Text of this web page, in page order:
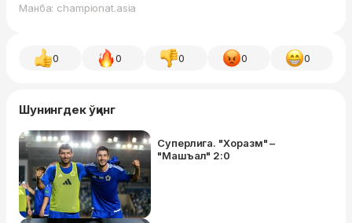
Манба: championat.asia
0 0 0 0 0
Шунингдек ўқинг
Суперлига. "Хоразм" –
"Машъал" 2:0